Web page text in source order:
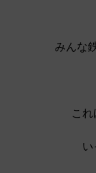
みんな
こ
い